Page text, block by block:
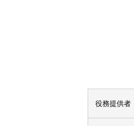
役務提供者